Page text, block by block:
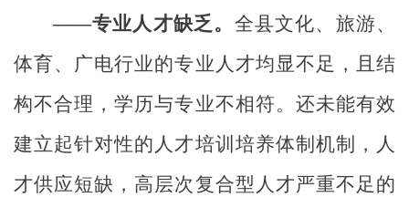
——专业人才缺乏 。 全县文化、旅游、
体育、广电行业的专业人才均显不足，且结
构不合理，学历与专业不相符。还未能有效
建立起针对性的人才培训培养体制机制，人
才供应短缺，高层次复合型人才严重不足的